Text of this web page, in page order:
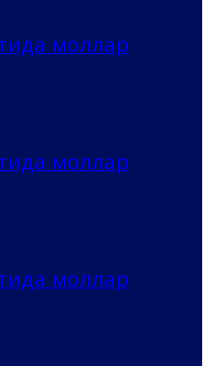
моллар
моллар
моллар